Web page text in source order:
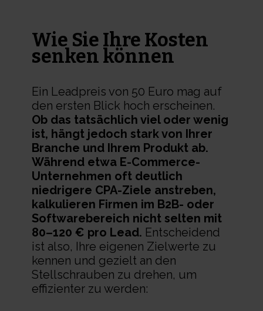
Wie Sie Ihre Kosten
senken können
Ein Leadpreis von 50 Euro mag auf
den ersten Blick hoch erscheinen.
Ob das tatsächlich viel oder wenig
ist, hängt jedoch stark von Ihrer
Branche und Ihrem Produkt ab.
Während etwa E-Commerce-
Unternehmen oft deutlich
niedrigere CPA-Ziele anstreben,
kalkulieren Firmen im B2B- oder
Softwarebereich nicht selten mit
80–120 € pro Lead. Entscheidend
ist also, Ihre eigenen Zielwerte zu
kennen und gezielt an den
Stellschrauben zu drehen, um
effizienter zu werden: